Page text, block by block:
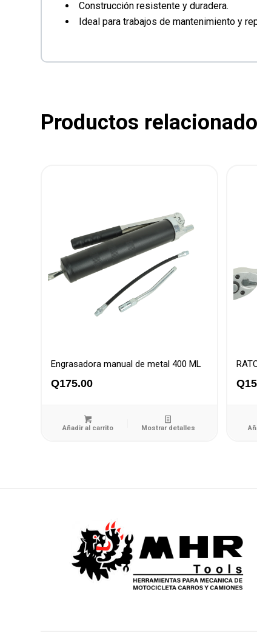
Construcción resistente y duradera.
Ideal para trabajos de mantenimiento y
Productos
Engrasadora manual de metal 400 ML
Q175.00
Añadir al carrito Mostrar detalles
Q